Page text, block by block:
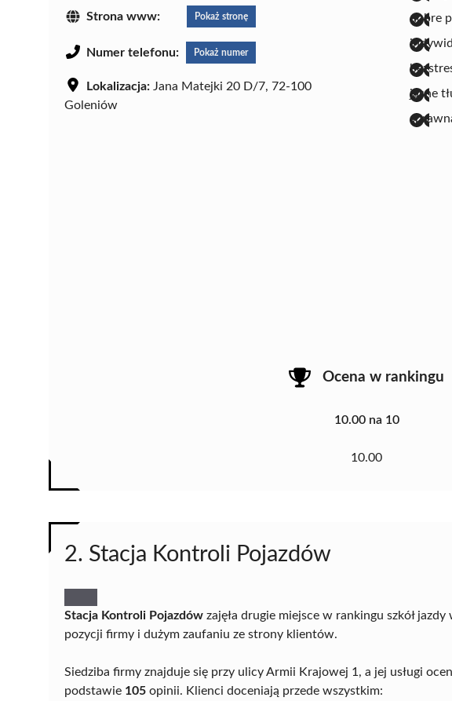
Strona www: Pokaż stronę
Numer telefonu: Pokaż numer
Lokalizacja: Jana Matejki 20 D/7, 72-100
Goleniów
dobre
jasne
Ocena w rankingu
10.00 na 10
10.00
2. Stacja Kontroli Pojazdów
Stacja Kontroli Pojazdów zajęła drugie miejsce w rankingu szkół
pozycji firmy i dużym zaufaniu ze strony klientów.
Siedziba firmy znajduje się przy ulicy Armii Krajowej 1, a jej usługi
podstawie 105 opinii. Klienci doceniają przede wszystkim: